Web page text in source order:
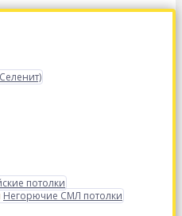
потолки
Негорючие СМЛ потолки